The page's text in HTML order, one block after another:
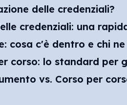
delle credenziali?
credenziali: una
cosa c'è dentro e chi
corso: lo standard per
vs. Corso per